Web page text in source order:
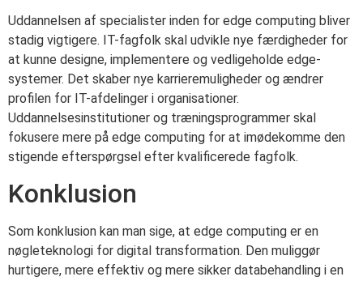
Uddannelsen af specialister inden for edge computing bliver
stadig vigtigere. IT-fagfolk skal udvikle nye færdigheder for
at kunne designe, implementere og vedligeholde edge-
systemer. Det skaber nye karrieremuligheder og ændrer
profilen for IT-afdelinger i organisationer.
Uddannelsesinstitutioner og træningsprogrammer skal
fokusere mere på edge computing for at imødekomme den
stigende efterspørgsel efter kvalificerede fagfolk.
Konklusion
Som konklusion kan man sige, at edge computing er en
nøgleteknologi for digital transformation. Den muliggør
hurtigere, mere effektiv og mere sikker databehandling i en